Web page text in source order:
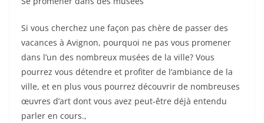
Si vous cherchez une façon pas chère de passer des
vacances à Avignon, pourquoi ne pas vous promener
dans l’un des nombreux musées de la ville? Vous
pourrez vous détendre et profiter de l’ambiance de la
ville, et en plus vous pourrez découvrir de nombreuses
œuvres d’art dont vous avez peut-être déjà entendu
parler en cours.,